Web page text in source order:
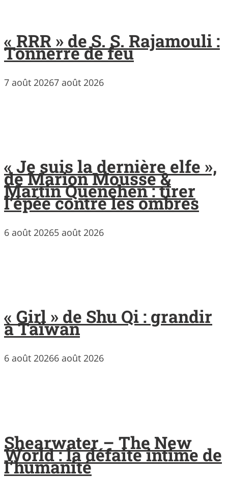
« RRR » de S. S. Rajamouli :
Tonnerre de feu
7 août 20267 août 2026
« Je suis la dernière elfe »,
de Marion Mousse &
Martin Quenehen : tirer
l’épée contre les ombres
6 août 20265 août 2026
« Girl » de Shu Qi : grandir
à Taïwan
6 août 20266 août 2026
Shearwater – The New
World : la défaite intime de
l’humanité